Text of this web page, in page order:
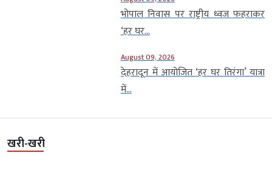
भोपाल निवास पर राष्ट्रीय ध्वज फहराकर
‘हर घर...
August 09, 2026
देहरादून में आयोजित ‘हर घर तिरंगा’ यात्रा
में...
खरी-खरी